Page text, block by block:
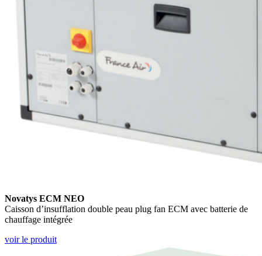
Novatys ECM NEO
Caisson d’insufflation double peau plug fan ECM avec batterie de
chauffage intégrée
voir le produit